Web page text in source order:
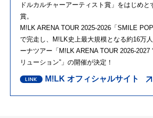
ドルカルチャーアーティスト賞」をはじめと
賞。
M!LK ARENA TOUR 2025-2026「SMILE
で完走し、M!LK史上最大規模となる約16万
ーナツアー「M!LK ARENA TOUR 2026-2027
リューション”」の開催が決定！
M!LK オフィシャルサイト